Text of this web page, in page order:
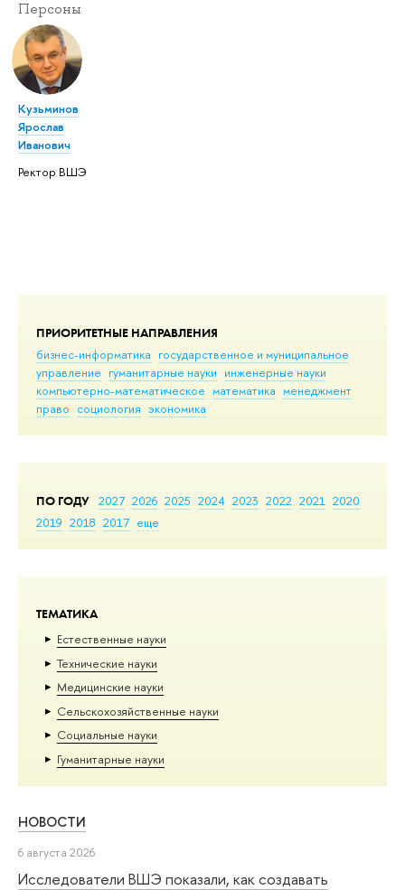
ПРИОРИТЕТНЫЕ НАПРАВЛЕНИЯ
бизнес-информатика государственное и муниципальное
управление гуманитарные науки инженерные науки
компьютерно-математическое математика менеджмент
право социология экономика
ПО ГОДУ 2027 2026 2025 2024 2023 2022 2021 2020
2019 2018 2017 еще
ТЕМАТИКА
Естественные науки
Тех­ничес­кие науки
Медицинские науки
Сельскохозяйственные науки
Социальные науки
Гуманитарные науки
НОВОСТИ
6 августа 2026
Исследователи ВШЭ показали, как создавать
Персоны
Кузьминов
Ярослав
Иванович
Ректор ВШЭ